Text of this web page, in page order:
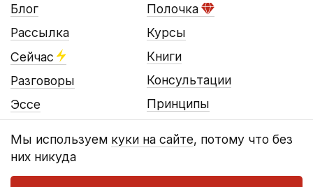
Мы используем куки на сайте, потому что без
них никуда
Блог
Рассылка
Сейчас
Разговоры
Эссе
Полочка
Курсы
Книги
Консультации
Принципы